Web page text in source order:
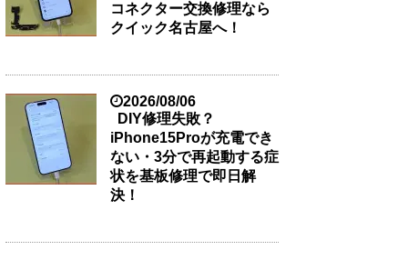
コネクター交換修理なら
クイック名古屋へ！
2026/08/06
DIY修理失敗？
iPhone15Proが充電でき
ない・3分で再起動する症
状を基板修理で即日解
決！